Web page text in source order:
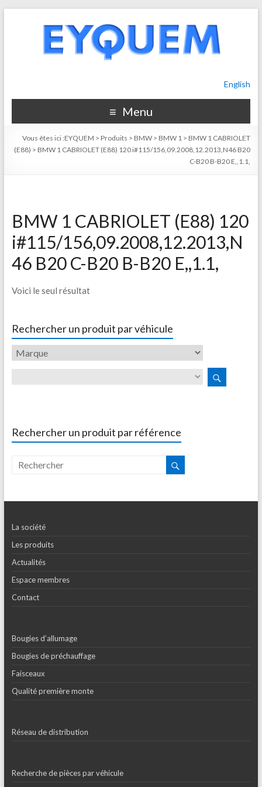
English
Menu
Vous êtes ici :EYQUEM > Produits > BMW > BMW 1 > BMW 1 CABRIOLET
(E88) > BMW 1 CABRIOLET (E88) 120 i#115/156,09.2008,12.2013,N46 B20
C-B20 B-B20 E,,1.1,
BMW 1 CABRIOLET (E88) 120
i#115/156,09.2008,12.2013,N
46 B20 C-B20 B-B20 E,,1.1,
Voici le seul résultat
Rechercher un produit par véhicule
Rechercher un produit par référence
La société
Les produits
Actualités
Espace membres
Contact
Bougies d’allumage
Bougies de préchauffage
Faisceaux
Qualité première monte
Réseau de distribution
Recherche de pièces par véhicule